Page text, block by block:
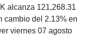
alcanza 121,268.31
cambio del 2.13% en
viernes 07 agosto